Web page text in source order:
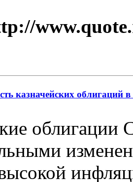
казначейских облигаций в